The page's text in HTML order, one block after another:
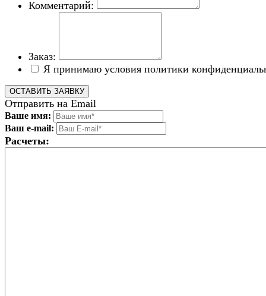
Комментарий:
Заказ:
Я принимаю условия политики
Отправить на Email
Ваше имя:
Ваш e-mail:
Расчеты: